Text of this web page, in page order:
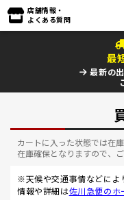
店舗情報・
よくある質問
最
最新の
カートに入った状態では在
在庫確保となりますので、ご
※天候や交通事情などによ
情報や詳細は佐川急便のホ